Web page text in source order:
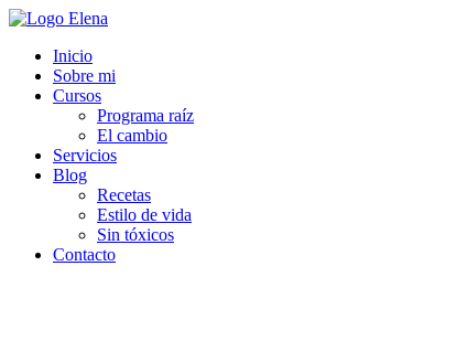
Inicio
Sobre mi
Cursos
Programa raíz
El cambio
Servicios
Blog
Recetas
Estilo de vida
Sin tóxicos
Contacto